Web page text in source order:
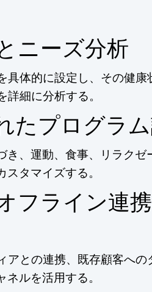
ニーズ分析
具体的に設定し、その健康
細に分析する。
たプログラ
き、運動、食事、リラクゼ
タマイズする。
フライン連
アとの連携、既存顧客への
ルを活用する。